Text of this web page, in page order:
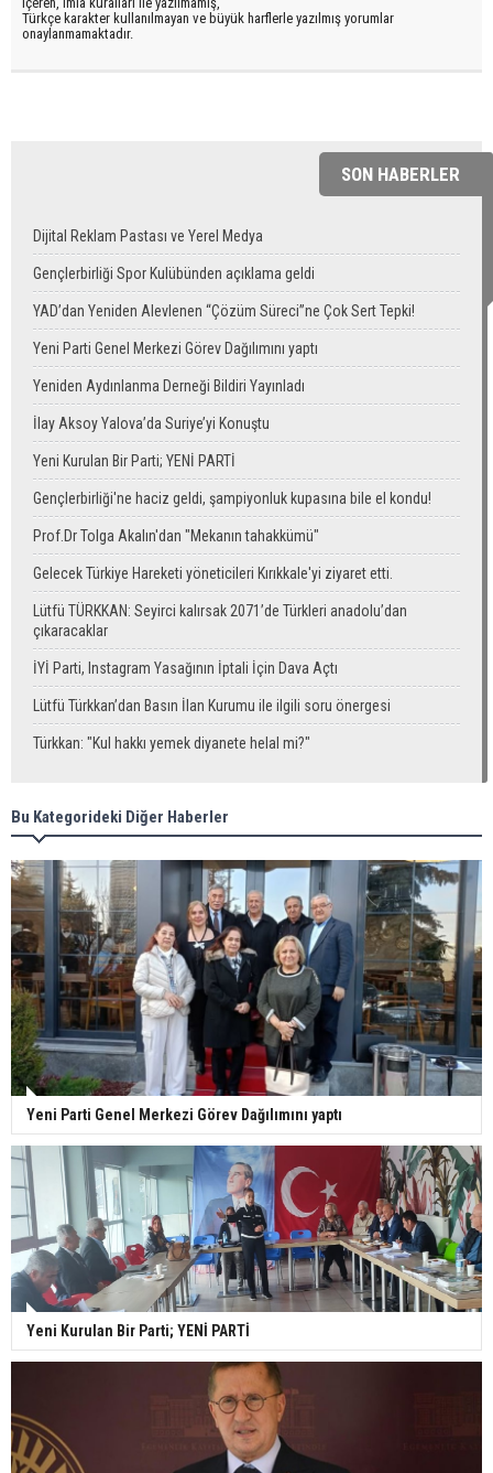
Türkçe karakter kullanılmayan ve büyük harflerle yazılmış yorumlar
onaylanmamaktadır.
SON HABERLER
Dijital Reklam Pastası ve Yerel Medya
Gençlerbirliği Spor Kulübünden açıklama geldi
YAD’dan Yeniden Alevlenen “Çözüm Süreci”ne Çok Sert Tepki!
Yeni Parti Genel Merkezi Görev Dağılımını yaptı
Yeniden Aydınlanma Derneği Bildiri Yayınladı
İlay Aksoy Yalova’da Suriye’yi Konuştu
Yeni Kurulan Bir Parti; YENİ PARTİ
Gençlerbirliği'ne haciz geldi, şampiyonluk kupasına bile el kondu!
Prof.Dr Tolga Akalın'dan "Mekanın tahakkümü"
Gelecek Türkiye Hareketi yöneticileri Kırıkkale'yi ziyaret etti.
Lütfü TÜRKKAN: Seyirci kalırsak 2071’de Türkleri anadolu’dan
çıkaracaklar
İYİ Parti, Instagram Yasağının İptali İçin Dava Açtı
Lütfü Türkkan’dan Basın İlan Kurumu ile ilgili soru önergesi
Türkkan: "Kul hakkı yemek diyanete helal mi?"
Bu Kategorideki Diğer Haberler
Yeni Parti Genel Merkezi Görev Dağılımını yaptı
Yeni Kurulan Bir Parti; YENİ PARTİ